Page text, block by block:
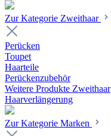
Zur Kategorie Zweithaar
Perücken
Toupet
Haarteile
Perückenzubehör
Weitere Produkte Zweithaar
Haarverlängerung
Zur Kategorie Marken